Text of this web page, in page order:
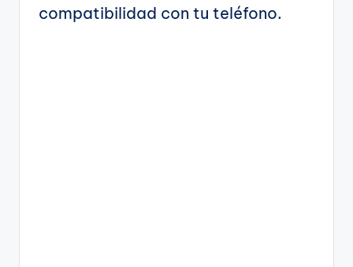
compatibilidad con tu teléfono.